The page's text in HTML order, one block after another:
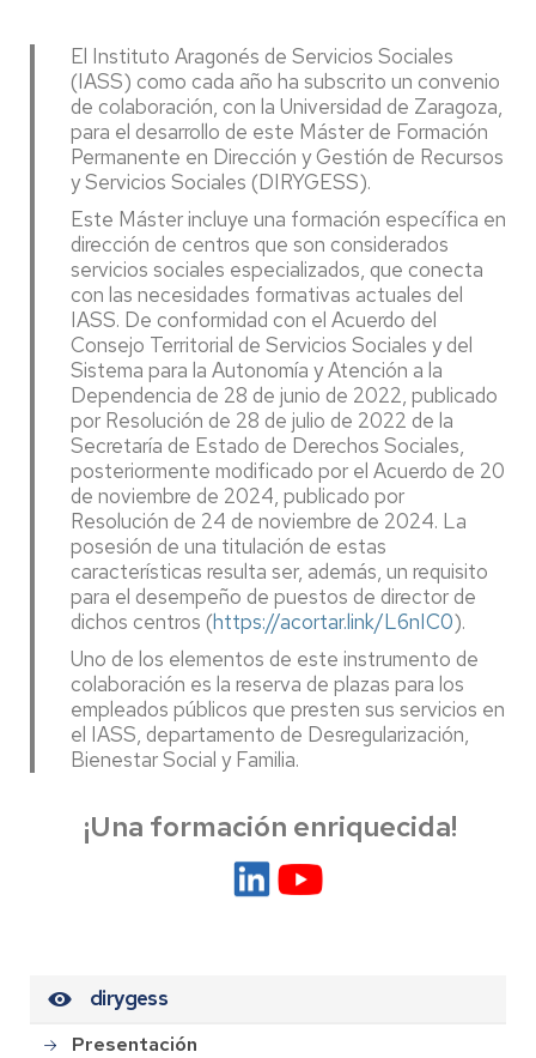
El Instituto Aragonés de Servicios Sociales
(IASS) como cada año ha subscrito un convenio
de colaboración, con la Universidad de Zaragoza,
para el desarrollo de este Máster de Formación
Permanente en Dirección y Gestión de Recursos
y Servicios Sociales (DIRYGESS).
Este Máster incluye una formación específica en
dirección de centros que son considerados
servicios sociales especializados, que conecta
con las necesidades formativas actuales del
IASS. De conformidad con el Acuerdo del
Consejo Territorial de Servicios Sociales y del
Sistema para la Autonomía y Atención a la
Dependencia de 28 de junio de 2022, publicado
por Resolución de 28 de julio de 2022 de la
Secretaría de Estado de Derechos Sociales,
posteriormente modificado por el Acuerdo de 20
de noviembre de 2024, publicado por
Resolución de 24 de noviembre de 2024. La
posesión de una titulación de estas
características resulta ser, además, un requisito
para el desempeño de puestos de director de
dichos centros (https://acortar.link/L6nIC0).
Uno de los elementos de este instrumento de
colaboración es la reserva de plazas para los
empleados públicos que presten sus servicios en
el IASS, departamento de Desregularización,
Bienestar Social y Familia.
¡Una formación enriquecida!
dirygess
Presentación